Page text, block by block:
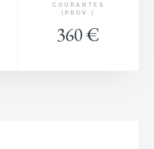
COURANTES
(PROV.)
360 €